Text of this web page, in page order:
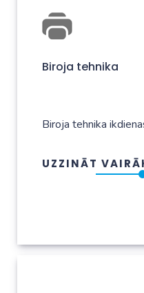
Biroja tehnika
Biroja tehnika
UZZINĀT